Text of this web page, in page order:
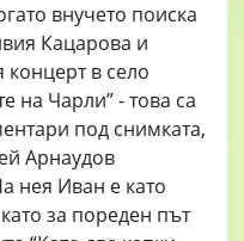
внучето поиска
Кацарова и
в село
на Чарли” - това са
под снимката,
Арнаудов
нея Иван е като
за пореден път